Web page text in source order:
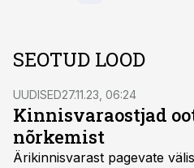
SEOTUD LOOD
UUDISED27.11.23, 06:24
Kinnisvaraostjad
nõrkemist
Ärikinnisvarast pagevate